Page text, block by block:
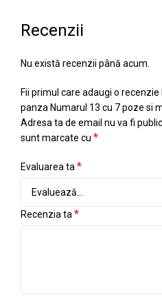
Recenzii
Nu există recenzii până acum.
Fii primul care adaugi o
panza Numarul 13 cu 7 poze si
Adresa ta de email nu va fi
sunt marcate cu *
Evaluarea ta*
Recenzia ta*